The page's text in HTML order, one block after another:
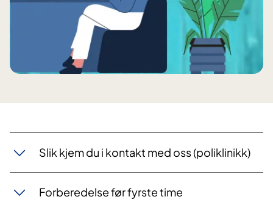
​​Slik kjem du i kontakt med oss (poliklinikk)
​Forberedelse før fyrste time